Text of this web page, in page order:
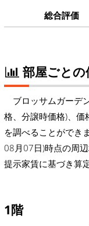
総合評価
部屋ごとの
ブロッサムガーデ
格、分譲時価格)、価
を調べることができ
08月07日)時点の周
提示家賃に基づき算
1階